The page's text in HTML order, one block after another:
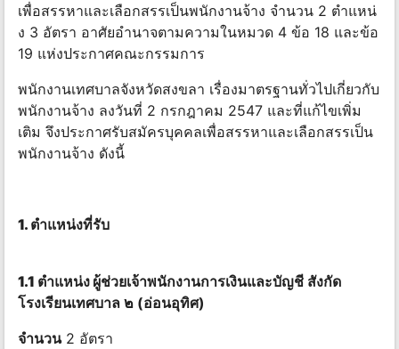
เพื่อสรรหาและเลือกสรรเป็นพนักงานจ้าง จํานวน 2 ตําแหน่
ง 3 อัตรา อาศัยอํานาจตามความในหมวด 4 ข้อ 18 และข้อ
19 แห่งประกาศคณะกรรมการ
พนักงานเทศบาลจังหวัดสงขลา เรื่องมาตรฐานทั่วไปเกี่ยวกับ
พนักงานจ้าง ลงวันที่ 2 กรกฎาคม 2547 และที่แก้ไขเพิ่ม
เติม จึงประกาศรับสมัครบุคคลเพื่อสรรหาและเลือกสรรเป็น
พนักงานจ้าง ดังนี้
1. ตําแหน่งที่รับ
1.1 ตําแหน่ง ผู้ช่วยเจ้าพนักงานการเงินและบัญชี สังกัด
โรงเรียนเทศบาล ๒ (อ่อนอุทิศ)
จํานวน2 อัตรา